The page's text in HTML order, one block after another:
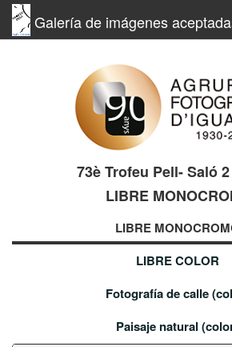
Galería de imágenes
73è Trofeu Pell- Saló 2
LIBRE
LIBRE
LIBRE COLOR
Fotografía de calle
Paisaje natural